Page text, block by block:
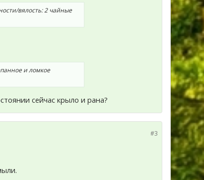
вялость: 2 чайные
и ломкое
сейчас крыло и рана?
#3